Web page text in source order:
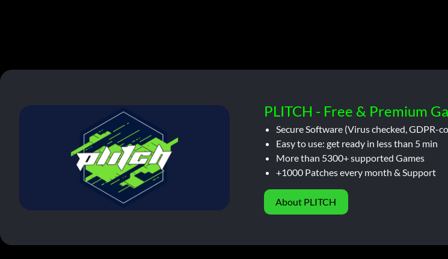
PLITCH - Free & Premium
Secure Software (Virus checked, GDPR-
Easy to use: get ready in less than 5 min
More than 5300+ supported Games
+1000 Patches every month & Support
About PLITCH